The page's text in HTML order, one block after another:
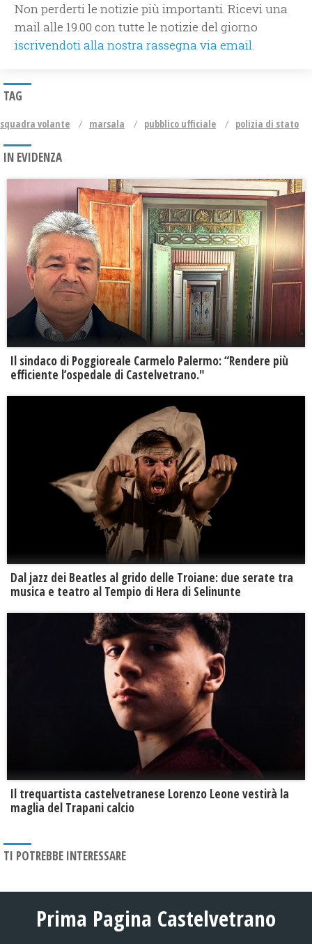
Non perderti le notizie più importanti. Ricevi una
mail alle 19.00 con tutte le notizie del giorno
iscrivendoti alla nostra rassegna via email.
TAG
squadra volante marsala pubblico ufficiale polizia di stato
IN EVIDENZA
Il sindaco di Poggioreale Carmelo Palermo: “Rendere più
efficiente l’ospedale di Castelvetrano."
Dal jazz dei Beatles al grido delle Troiane: due serate tra
musica e teatro al Tempio di Hera di Selinunte
Il trequartista castelvetranese Lorenzo Leone vestirà la
maglia del Trapani calcio
TI POTREBBE INTERESSARE
Prima Pagina Castelvetrano